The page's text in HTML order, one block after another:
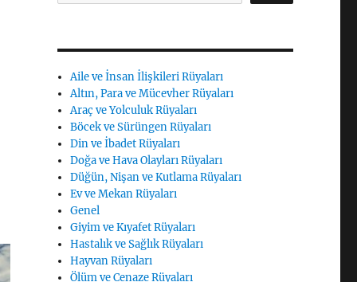
Aile ve İnsan İlişkileri Rüyaları
Altın, Para ve Mücevher Rüyaları
Araç ve Yolculuk Rüyaları
Böcek ve Sürüngen Rüyaları
Din ve İbadet Rüyaları
Doğa ve Hava Olayları Rüyaları
Düğün, Nişan ve Kutlama Rüyaları
Ev ve Mekan Rüyaları
Genel
Giyim ve Kıyafet Rüyaları
Hastalık ve Sağlık Rüyaları
Hayvan Rüyaları
Ölüm ve Cenaze Rüyaları